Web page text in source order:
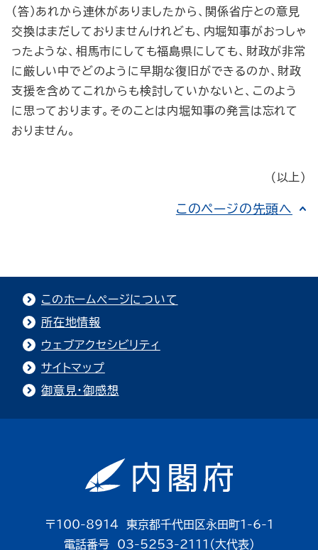
（答）あれから連休がありましたから、関係省庁との意見
交換はまだしておりませんけれども、内堀知事がおっしゃ
ったような、相馬市にしても福島県にしても、財政が非常
に厳しい中でどのように早期な復旧ができるのか、財政
支援を含めてこれからも検討していかないと、このよう
に思っております。そのことは内堀知事の発言は忘れて
おりません。
（以上）
このページの先頭へ
このホームページについて
所在地情報
ウェブアクセシビリティ
サイトマップ
御意見・御感想
〒100-8914 東京都千代田区永田町1-6-1
電話番号 03-5253-2111（大代表）